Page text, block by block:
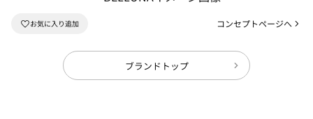
コンセプトページへ
ブランドトップ